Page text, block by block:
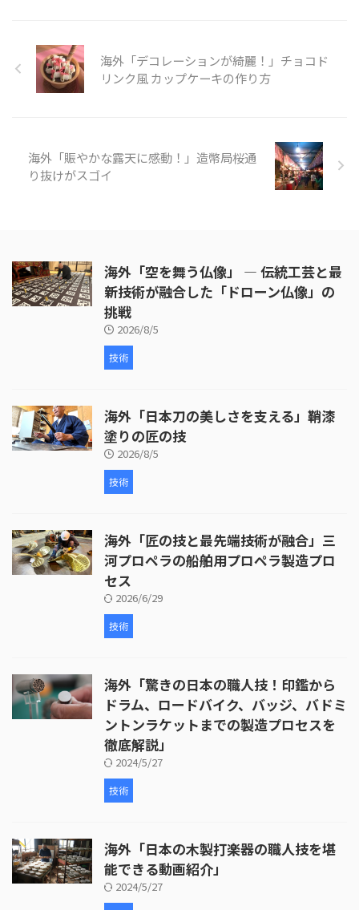
を使った作り方について紹介して
います。タマネギ、豚、長ネギを
使ったメニューは、豚肉にするこ
とで、炒める時間を短くすること
https://www.youtube.com/ ...
海外「デコレーションが綺麗！」チョコド
リンク風 カップケーキの作り方
海外「賑やかな露天に感動！」造幣局桜通
り抜けがスゴイ
海外「空を舞う仏像」 ― 伝統工芸と最
新技術が融合した「ドローン仏像」の
挑戦
2026/8/5
技術
海外「日本刀の美しさを支える」鞘漆
塗りの匠の技
2026/8/5
技術
海外「匠の技と最先端技術が融合」三
河プロペラの船舶用プロペラ製造プロ
セス
2026/6/29
技術
海外「驚きの日本の職人技！印鑑から
ドラム、ロードバイク、バッジ、バドミ
ントンラケットまでの製造プロセスを
徹底解説」
2024/5/27
技術
海外「日本の木製打楽器の職人技を堪
能できる動画紹介」
2024/5/27